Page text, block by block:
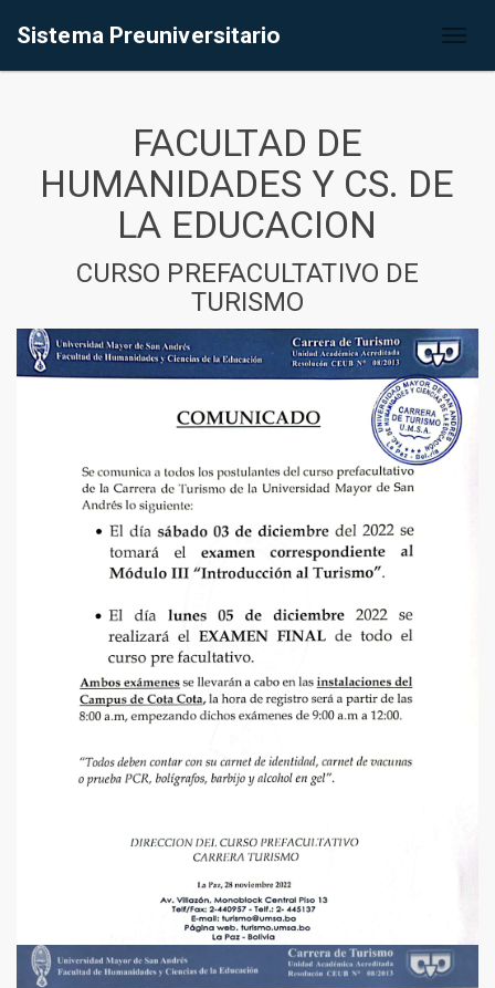
Sistema Preuniversitario
FACULTAD DE
HUMANIDADES Y CS. DE
LA EDUCACION
CURSO PREFACULTATIVO DE
TURISMO